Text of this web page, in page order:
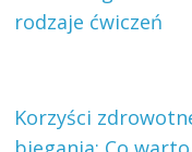
rodzaje ćwiczeń
Korzyści